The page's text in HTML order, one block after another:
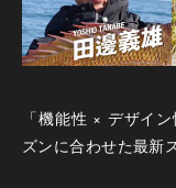
「機能性 × デザイ
ズンに合わせた最新